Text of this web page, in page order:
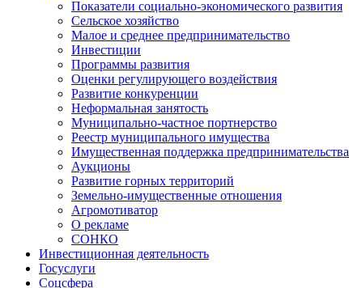
Показатели социально-экономического развития
Сельское хозяйство
Малое и среднее предпринимательство
Инвестиции
Программы развития
Оценки регулирующего воздействия
Развитие конкуренции
Неформальная занятость
Муниципально-частное портнерство
Реестр муниципального имущества
Имущественная поддержка предпринимательства
Аукционы
Развитие горных территорий
Земельно-имущественные отношения
Агромотиватор
О рекламе
СОНКО
Инвестиционная деятельность
Госуслуги
Соцсфера